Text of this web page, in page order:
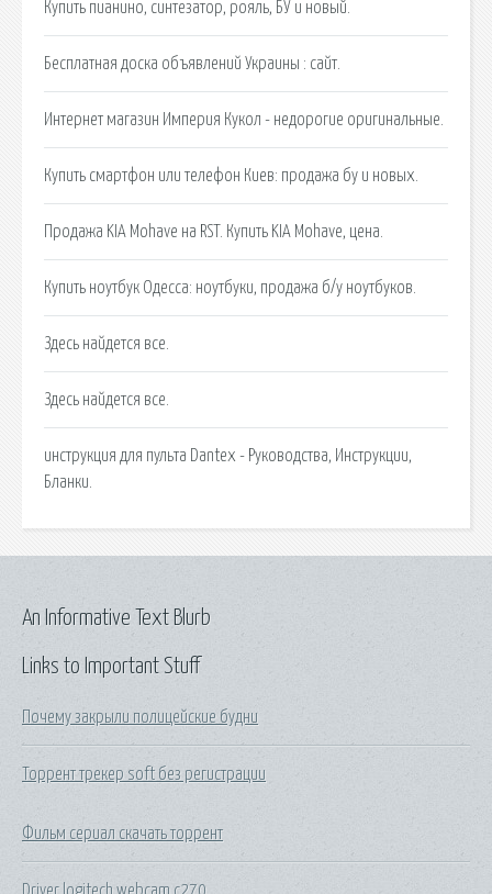
Купить пианино, синтезатор, рояль, БУ и новый.
Бесплатная доска объявлений Украины : сайт.
Интернет магазин Империя Кукол - недорогие оригинальные.
Купить смартфон или телефон Киев: продажа бу и новых.
Продажа KIA Mohave на RST. Купить KIA Mohave, цена.
Купить ноутбук Одесса: ноутбуки, продажа б/у ноутбуков.
Здесь найдется все.
Здесь найдется все.
инструкция для пульта Dantex - Руководства, Инструкции,
Бланки.
Links to Important Stuff
Почему закрыли полицейские будни
Торрент трекер soft без регистрации
Фильм сериал скачать торрент
Driver logitech webcam c270
An Informative Text Blurb